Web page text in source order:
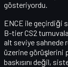
gösteriyordu.
ENCE ile geçirdiği
B-tier CS2
alt seviye sahnede
üzerine görüşlerini
baskısını değil,